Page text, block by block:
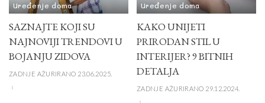
Uređenje doma
SAZNAJTE KOJI SU
NAJNOVIJI TRENDOVI U
BOJANJU ZIDOVA
ZADNJE AŽURIRANO 23.06.2025.
Uređenje doma
KAKO UNIJETI
PRIRODAN STIL U
INTERIJER? 9 BITNIH
DETALJA
ZADNJE AŽURIRANO 29.12.2024.